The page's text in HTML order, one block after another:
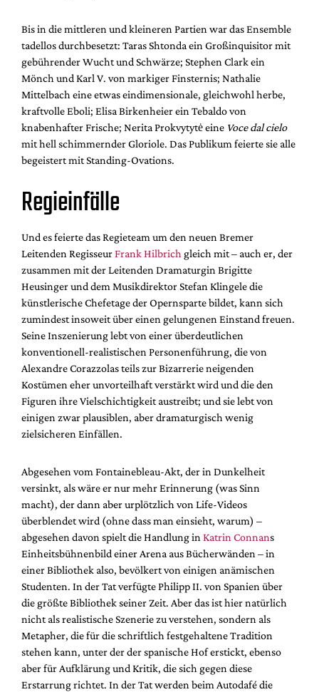
Bis in die mittleren und kleineren Partien war das Ensemble
tadellos durchbesetzt: Taras Shtonda ein Großinquisitor mit
gebührender Wucht und Schwärze; Stephen Clark ein
Mönch und Karl V. von markiger Finsternis; Nathalie
Mittelbach eine etwas eindimensionale, gleichwohl herbe,
kraftvolle Eboli; Elisa Birkenheier ein Tebaldo von
knabenhafter Frische; Nerita Prokvytytė eine Voce dal cielo
mit hell schimmernder Gloriole. Das Publikum feierte sie alle
begeistert mit Standing-Ovations.
Regieinfälle
Und es feierte das Regieteam um den neuen Bremer
Leitenden RegisseurFrank Hilbrich gleich mit – auch er, der
zusammen mit der Leitenden Dramaturgin Brigitte
Heusinger und dem Musikdirektor Stefan Klingele die
künstlerische Chefetage der Opernsparte bildet, kann sich
zumindest insoweit über einen gelungenen Einstand freuen.
Seine Inszenierung lebt von einer überdeutlichen
konventionell-realistischen Personenführung, die von
Alexandre Corazzolas teils zur Bizarrerie neigenden
Kostümen eher unvorteilhaft verstärkt wird und die den
Figuren ihre Vielschichtigkeit austreibt; und sie lebt von
einigen zwar plausiblen, aber dramaturgisch wenig
zielsicheren Einfällen.
Abgesehen vom Fontainebleau-Akt, der in Dunkelheit
versinkt, als wäre er nur mehr Erinnerung (was Sinn
macht), der dann aber urplötzlich von Life-Videos
überblendet wird (ohne dass man einsieht, warum) –
abgesehen davon spielt die Handlung in Katrin Connans
Einheitsbühnenbild einer Arena aus Bücherwänden – in
einer Bibliothek also, bevölkert von einigen anämischen
Studenten. In der Tat verfügte Philipp II. von Spanien über
die größte Bibliothek seiner Zeit. Aber das ist hier natürlich
nicht als realistische Szenerie zu verstehen, sondern als
Metapher, die für die schriftlich festgehaltene Tradition
stehen kann, unter der der spanische Hof erstickt, ebenso
aber für Aufklärung und Kritik, die sich gegen diese
Erstarrung richtet. In der Tat werden beim Autodafé die